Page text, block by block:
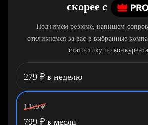
скорее c
Поднимем резюме, напишем
откликнемся за вас в выбранные
статистику по
279 ₽ в неделю
1 195 ₽
799 ₽ в месяц